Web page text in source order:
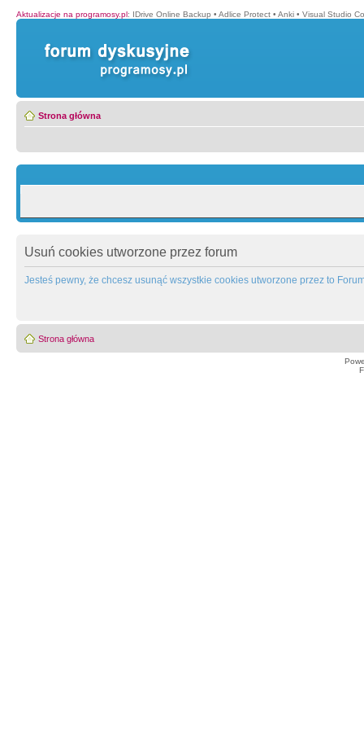
Aktualizacje na programosy.pl: IDrive Online Backup • Adlice Protect • Anki • Visual Studio
Strona główna
Usuń cookies utworzone przez forum
Jesteś pewny, że chcesz usunąć wszystkie cookies utworzone przez to
Strona główna